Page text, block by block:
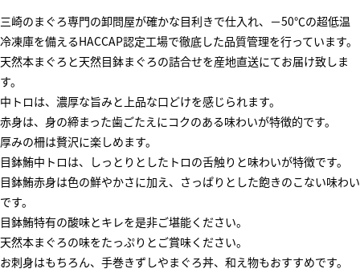
三崎のまぐろ専門の卸問屋が確かな目利きで仕入れ、－50℃の超低温
冷凍庫を備えるHACCAP認定工場で徹底した品質管理を行っています。
天然本まぐろと天然目鉢まぐろの詰合せを産地直送にてお届け致しま
す。
中トロは、濃厚な旨みと上品な口どけを感じられます。
赤身は、身の締まった歯ごたえにコクのある味わいが特徴的です。
厚みの柵は贅沢に楽しめます。
目鉢鮪中トロは、しっとりとしたトロの舌触りと味わいが特徴です。
目鉢鮪赤身は色の鮮やかさに加え、さっぱりとした飽きのこない味わい
です。
目鉢鮪特有の酸味とキレを是非ご堪能ください。
天然本まぐろの味をたっぷりとご賞味ください。
お刺身はもちろん、手巻きずしやまぐろ丼、和え物もおすすめです。